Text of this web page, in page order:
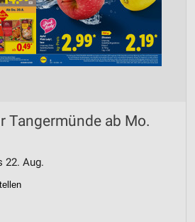
Tangermünde ab Mo.
22. Aug.